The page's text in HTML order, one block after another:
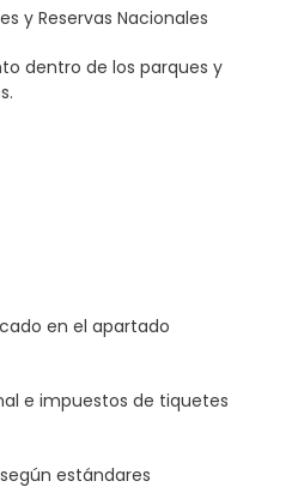
y Reservas Nacionales
dentro de los parques y
en el apartado
e impuestos de tiquetes
estándares